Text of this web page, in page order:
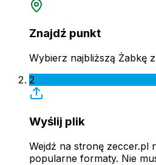
Znajdź punkt
Wybierz najbliższą Żabkę
2
Wyślij plik
Wejdź na stronę zeccer.pl
popularne formaty. Nie